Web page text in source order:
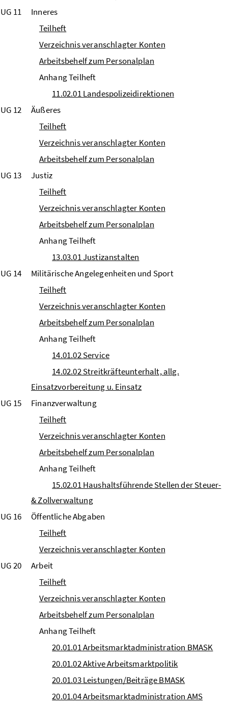
UG 11
Inneres
Teilheft
Verzeichnis veranschlagter Konten
Arbeitsbehelf zum Personalplan
Anhang Teilheft
11.02.01 Landespolizeidirektionen
UG 12
Äußeres
Teilheft
Verzeichnis veranschlagter Konten
Arbeitsbehelf zum Personalplan
UG 13
Justiz
Teilheft
Verzeichnis veranschlagter Konten
Arbeitsbehelf zum Personalplan
Anhang Teilheft
13.03.01 Justizanstalten
UG 14
Militärische Angelegenheiten und Sport
Teilheft
Verzeichnis veranschlagter Konten
Arbeitsbehelf zum Personalplan
Anhang Teilheft
14.01.02 Service
14.02.02 Streitkräfteunterhalt, allg.
Einsatzvorbereitung u. Einsatz
UG 15
Finanzverwaltung
Teilheft
Verzeichnis veranschlagter Konten
Arbeitsbehelf zum Personalplan
Anhang Teilheft
15.02.01 Haushaltsführende Stellen der Steuer-
& Zollverwaltung
UG 16
Öffentliche Abgaben
Teilheft
Verzeichnis veranschlagter Konten
UG 20
Arbeit
Teilheft
Verzeichnis veranschlagter Konten
Arbeitsbehelf zum Personalplan
Anhang Teilheft
20.01.01 Arbeitsmarktadministration BMASK
20.01.02 Aktive Arbeitsmarktpolitik
20.01.03 Leistungen/Beiträge BMASK
20.01.04 Arbeitsmarktadministration AMS